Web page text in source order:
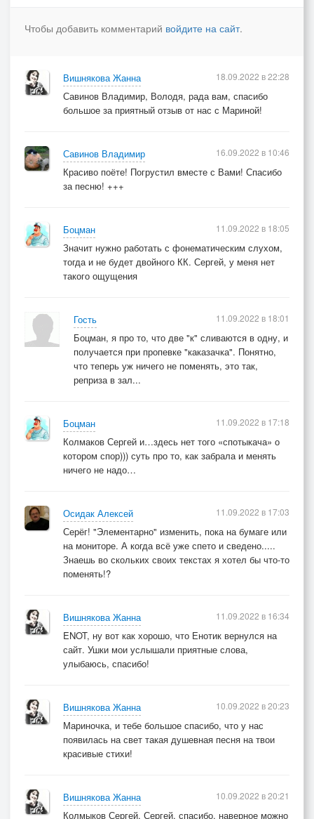
То, вишнёвый цвет.
А, любви уж нет...
Припев :
Ой, ой…
Ты не плачь, гармонь!
Не беги слеза…
22.06.2022
© Copyright: Марина Коломацкая, 2022
Свидетельство о публикации №122062203434
Чтобы добавить комментарий войдите на сайт.
Вишнякова Жанна
Савинов Владимир, Володя, рада вам, спасибо
большое за приятный отзыв от нас с Мариной!
18.09.2022 в 22:28
Савинов Владимир
Красиво поёте! Погрустил вместе с Вами! Спасибо
за песню! +++
16.09.2022 в 10:46
Боцман
Значит нужно работать с фонематическим слухом,
тогда и не будет двойного КК. Сергей, у меня нет
такого ощущения
11.09.2022 в 18:05
Гость
Боцман, я про то, что две "к" сливаются в одну, и
получается при пропевке "каказачка". Понятно,
что теперь уж ничего не поменять, это так,
реприза в зал...
11.09.2022 в 18:01
Боцман
Колмаков Сергей и…здесь нет того «спотыкача» о
котором спор))) суть про то, как забрала и менять
ничего не надо…
11.09.2022 в 17:18
Осидак Алексей
Серёг! "Элементарно" изменить, пока на бумаге или
на мониторе. А когда всё уже спето и сведено.....
Знаешь во скольких своих текстах я хотел бы что-то
поменять!?
11.09.2022 в 17:03
Вишнякова Жанна
ENOT, ну вот как хорошо, что Енотик вернулся на
сайт. Ушки мои услышали приятные слова,
улыбаюсь, спасибо!
11.09.2022 в 16:34
Вишнякова Жанна
Мариночка, и тебе большое спасибо, что у нас
появилась на свет такая душевная песня на твои
красивые стихи!
10.09.2022 в 20:23
Вишнякова Жанна
Колмыков Сергей, Сергей, спасибо, наверное можно
10.09.2022 в 20:21